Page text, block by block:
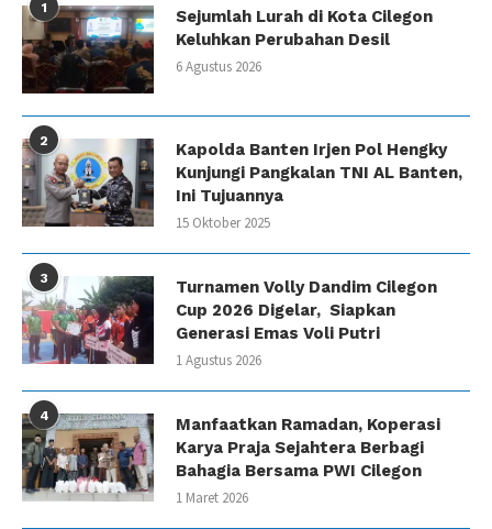
1
Sejumlah Lurah di Kota Cilegon
Keluhkan Perubahan Desil
6 Agustus 2026
2
Kapolda Banten Irjen Pol Hengky
Kunjungi Pangkalan TNI AL Banten,
Ini Tujuannya
15 Oktober 2025
3
Turnamen Volly Dandim Cilegon
Cup 2026 Digelar, Siapkan
Generasi Emas Voli Putri
1 Agustus 2026
4
Manfaatkan Ramadan, Koperasi
Karya Praja Sejahtera Berbagi
Bahagia Bersama PWI Cilegon
1 Maret 2026